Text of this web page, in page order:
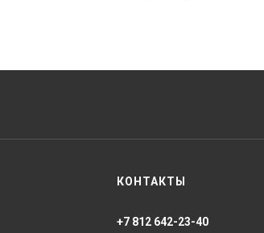
КОНТАКТЫ
+7 812 642-23-40